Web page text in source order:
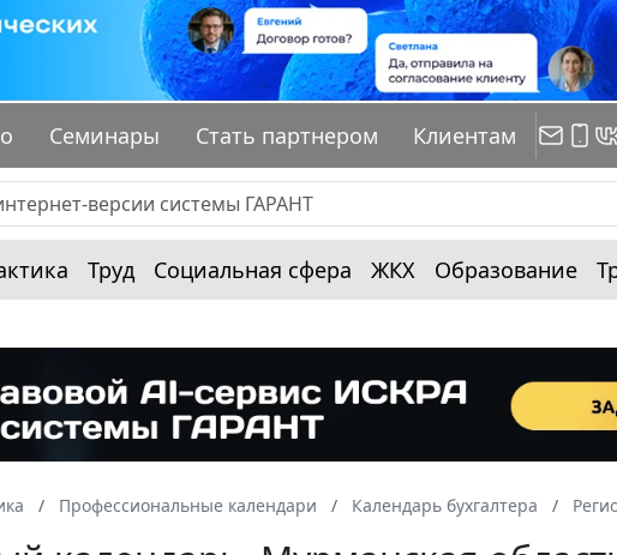
Семинары Стать партнером Клиентам
Труд Социальная сфера ЖКХ Образование
Профессиональные календари Календарь бухгалтера